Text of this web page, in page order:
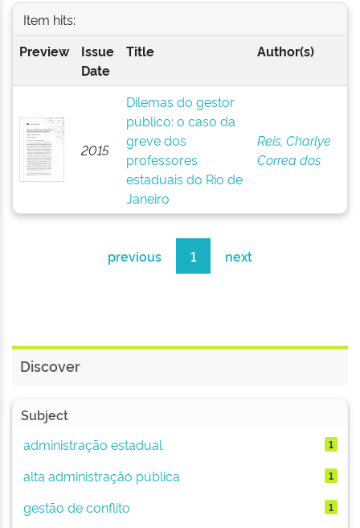
Item hits:
Preview
Issue
Date
Title Author(s)
2015
Dilemas do gestor
público: o caso da
greve dos
professores
estaduais do Rio de
Janeiro
Reis, Charlye
Correa dos
previous 1 next
Discover
Subject
administração estadual
1
alta administração pública 1
gestão de conflito 1